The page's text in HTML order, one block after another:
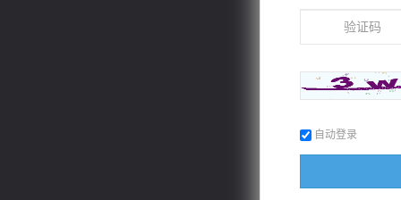
自动登录